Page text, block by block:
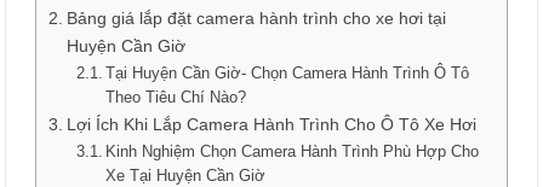
Bảng giá lắp đặt camera hành trình cho xe hơi tại
Huyện Cần Giờ
Tại Huyện Cần Giờ- Chọn Camera Hành Trình Ô Tô
Theo Tiêu Chí Nào?
Lợi Ích Khi Lắp Camera Hành Trình Cho Ô Tô Xe Hơi
Kinh Nghiệm Chọn Camera Hành Trình Phù Hợp Cho
Xe Tại Huyện Cần Giờ